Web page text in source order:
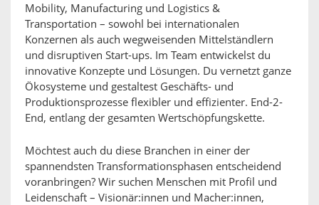
Mobility, Manufacturing und Logistics &
Transportation – sowohl bei internationalen
Konzernen als auch wegweisenden Mittelständlern
und disruptiven Start-ups. Im Team entwickelst du
innovative Konzepte und Lösungen. Du vernetzt ganze
Ökosysteme und gestaltest Geschäfts- und
Produktionsprozesse flexibler und effizienter. End-2-
End, entlang der gesamten Wertschöpfungskette.
Möchtest auch du diese Branchen in einer der
spannendsten Transformationsphasen entscheidend
voranbringen? Wir suchen Menschen mit Profil und
Leidenschaft – Visionär:innen und Macher:innen,